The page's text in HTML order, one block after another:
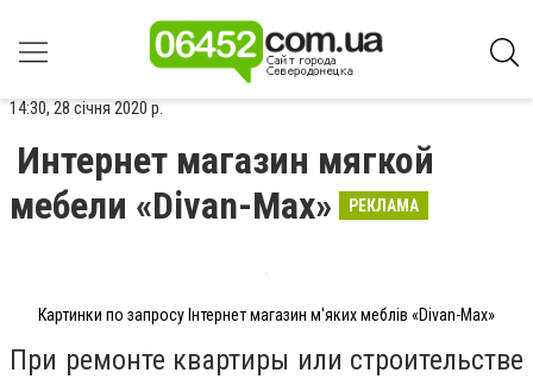
14:30, 28 січня 2020 р.
Интернет магазин мягкой
мебели «Divan-Max»
РЕКЛАМА
Картинки по запросу Інтернет магазин м'яких меблів «Divan-Max»
При ремонте квартиры или строительстве